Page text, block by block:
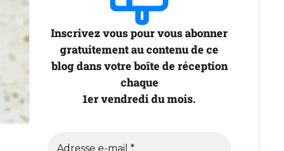
Inscrivez vous pour vous abonner
gratuitement au contenu de ce
blog dans votre boîte de réception
chaque
1er vendredi du mois.